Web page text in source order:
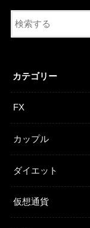
カテゴリー
FX
カップル
ダイエット
仮想通貨